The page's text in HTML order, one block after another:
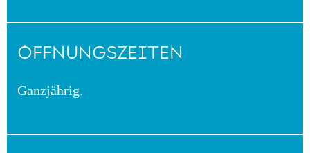
ÖFFNUNGSZEITEN
Ganzjährig.